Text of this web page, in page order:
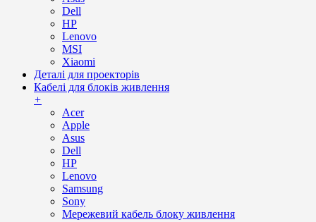
Dell
HP
Lenovo
MSI
Xiaomi
Деталі для проекторів
Кабелі для блоків живлення
+
Acer
Apple
Asus
Dell
HP
Lenovo
Samsung
Sony
Мережевий кабель блоку живлення